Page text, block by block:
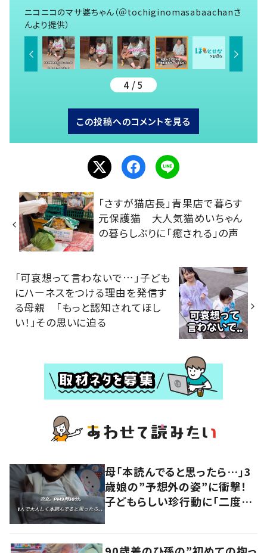
ニコニコのマサ婆ちゃん（＠tochiginomasabaachanさ
んより提供）
4 / 5
この投稿へのコメントを見る
「さすが猫店長」青果店で暮らす
元保護猫 大人気猫めいちゃん
の暮らしぶりに「癒される」の声
「可哀想って言わないで…」子ども
にハーネスをつける理由を発信す
る母親 「もっと認知されてほし
い！」その思いに迫る
母「本読んでると思ったら…」3
歳娘の”予想外の姿”に衝撃！
子どもらしい珍行動に「二度見